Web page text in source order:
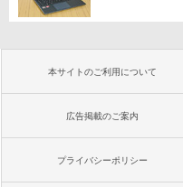
本サイトのご利用について
広告掲載のご案内
プライバシーポリシー